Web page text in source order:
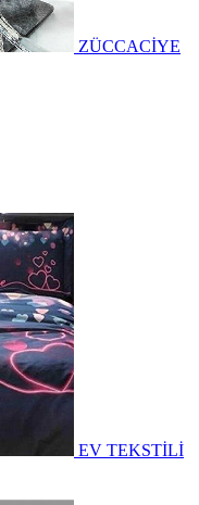
ZÜCCACİYE
EV TEKSTİLİ